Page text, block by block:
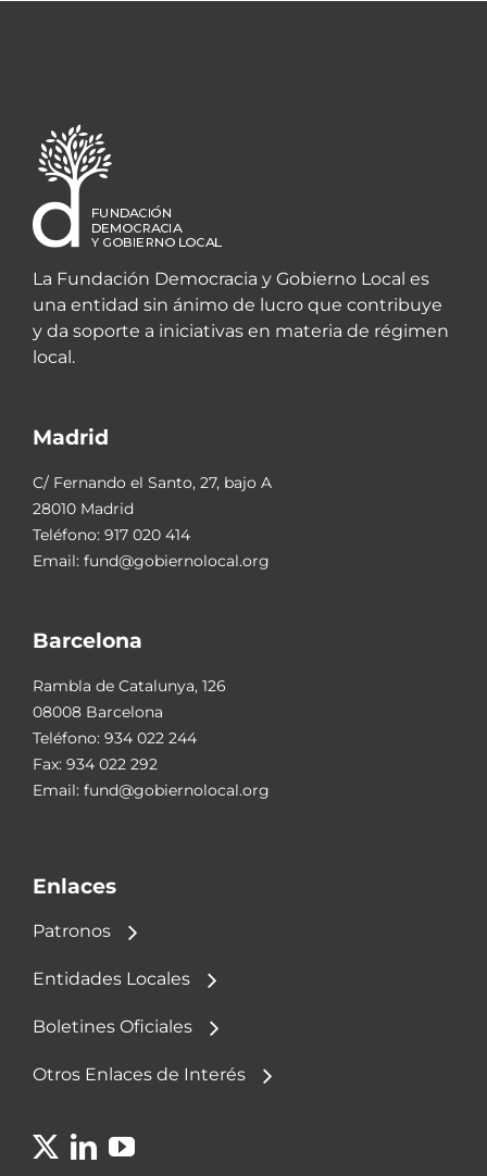
La Fundación Democracia y Gobierno Local es
una entidad sin ánimo de lucro que contribuye
y da soporte a iniciativas en materia de régimen
local.
Madrid
C/ Fernando el Santo, 27, bajo A
28010 Madrid
Teléfono: 917 020 414
Email: fund@gobiernolocal.org
Barcelona
Rambla de Catalunya, 126
08008 Barcelona
Teléfono: 934 022 244
Fax: 934 022 292
Email: fund@gobiernolocal.org
Enlaces
Patronos
Entidades Locales
Boletines Oficiales
Otros Enlaces de Interés